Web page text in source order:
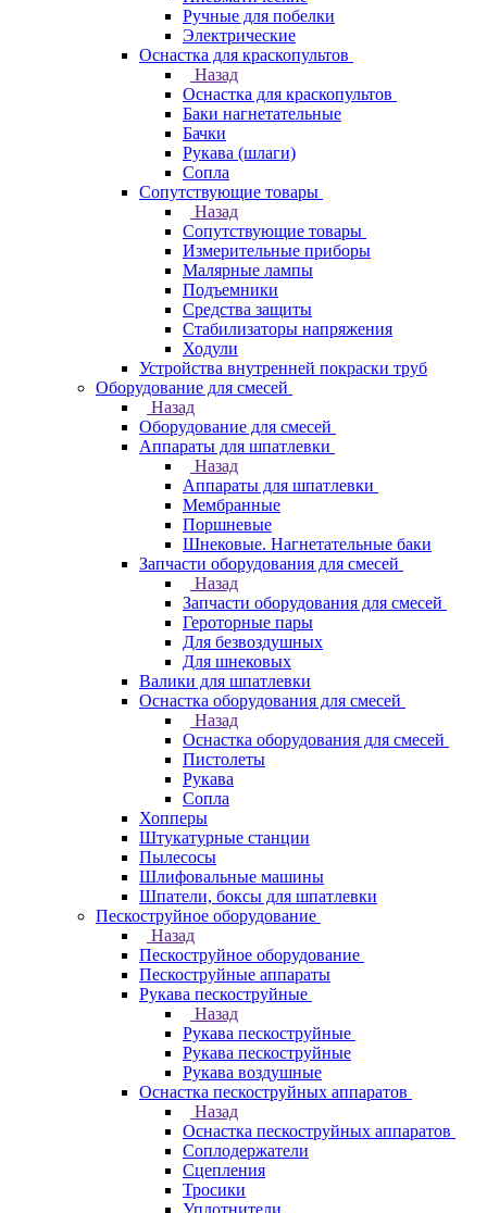
Ручные для побелки
Электрические
Оснастка для краскопультов
Назад
Оснастка для краскопультов
Баки нагнетательные
Бачки
Рукава (шлаги)
Сопла
Сопутствующие товары
Назад
Сопутствующие товары
Измерительные приборы
Малярные лампы
Подъемники
Средства защиты
Стабилизаторы напряжения
Ходули
Устройства внутренней покраски труб
Оборудование для смесей
Назад
Оборудование для смесей
Аппараты для шпатлевки
Назад
Аппараты для шпатлевки
Мембранные
Поршневые
Шнековые. Нагнетательные баки
Запчасти оборудования для смесей
Назад
Запчасти оборудования для смесей
Героторные пары
Для безвоздушных
Для шнековых
Валики для шпатлевки
Оснастка оборудования для смесей
Назад
Оснастка оборудования для смесей
Пистолеты
Рукава
Сопла
Хопперы
Штукатурные станции
Пылесосы
Шлифовальные машины
Шпатели, боксы для шпатлевки
Пескоструйное оборудование
Назад
Пескоструйное оборудование
Пескоструйные аппараты
Рукава пескоструйные
Назад
Рукава пескоструйные
Рукава пескоструйные
Рукава воздушные
Оснастка пескоструйных аппаратов
Назад
Оснастка пескоструйных аппаратов
Соплодержатели
Сцепления
Тросики
Уплотнители